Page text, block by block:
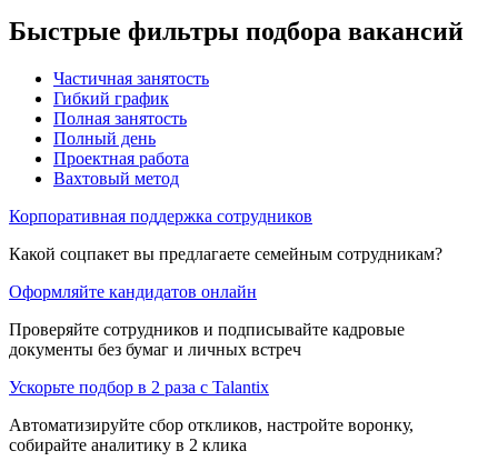
Быстрые фильтры подбора вакансий
Частичная занятость
Гибкий график
Полная занятость
Полный день
Проектная работа
Вахтовый метод
Корпоративная поддержка сотрудников
Какой соцпакет вы предлагаете семейным сотрудникам?
Оформляйте кандидатов онлайн
Проверяйте сотрудников и подписывайте кадровые
документы без бумаг и личных встреч
Ускорьте подбор в 2 раза с Talantix
Автоматизируйте сбор откликов, настройте воронку,
собирайте аналитику в 2 клика